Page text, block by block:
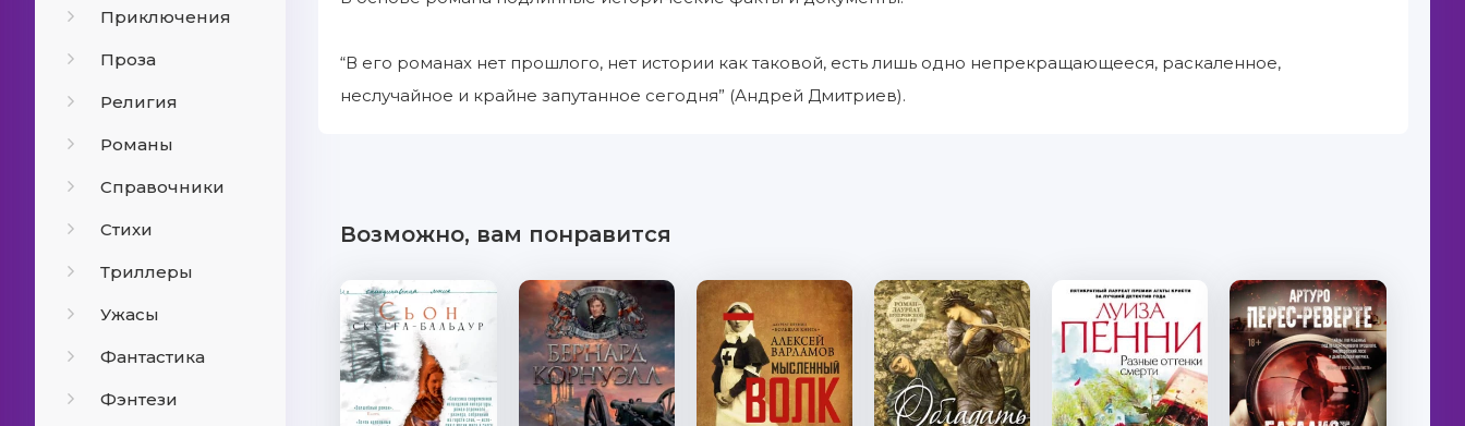
Приключения
Проза
Религия
Романы
Справочники
Стихи
Триллеры
Ужасы
Фантастика
Фэнтези
“В его романах нет прошлого, нет истории как таковой, есть лишь одно непрекращающееся, раскаленное,
неслучайное и крайне запутанное сегодня” (Андрей Дмитриев).
Возможно, вам понравится